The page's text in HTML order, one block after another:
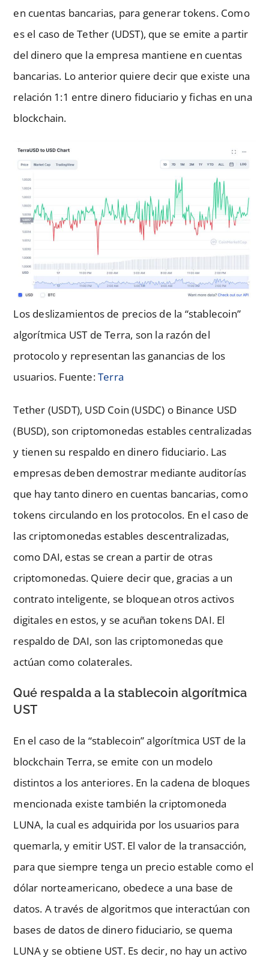
en cuentas bancarias, para generar tokens. Como
es el caso de Tether (UDST), que se emite a partir
del dinero que la empresa mantiene en cuentas
bancarias. Lo anterior quiere decir que existe una
relación 1:1 entre dinero fiduciario y fichas en una
blockchain.
Los deslizamientos de precios de la “stablecoin”
algorítmica UST de Terra, son la razón del
protocolo y representan las ganancias de los
usuarios. Fuente:Terra
Tether (USDT), USD Coin (USDC) o Binance USD
(BUSD), son criptomonedas estables centralizadas
y tienen su respaldo en dinero fiduciario. Las
empresas deben demostrar mediante auditorías
que hay tanto dinero en cuentas bancarias, como
tokens circulando en los protocolos. En el caso de
las criptomonedas estables descentralizadas,
como DAI, estas se crean a partir de otras
criptomonedas. Quiere decir que, gracias a un
contrato inteligente, se bloquean otros activos
digitales en estos, y se acuñan tokens DAI. El
respaldo de DAI, son las criptomonedas que
actúan como colaterales.
Qué respalda a la stablecoin algorítmica
UST
En el caso de la “stablecoin” algorítmica UST de la
blockchain Terra, se emite con un modelo
distintos a los anteriores. En la cadena de bloques
mencionada existe también la criptomoneda
LUNA, la cual es adquirida por los usuarios para
quemarla, y emitir UST. El valor de la transacción,
para que siempre tenga un precio estable como el
dólar norteamericano, obedece a una base de
datos. A través de algoritmos que interactúan con
bases de datos de dinero fiduciario, se quema
LUNA y se obtiene UST. Es decir, no hay un activo